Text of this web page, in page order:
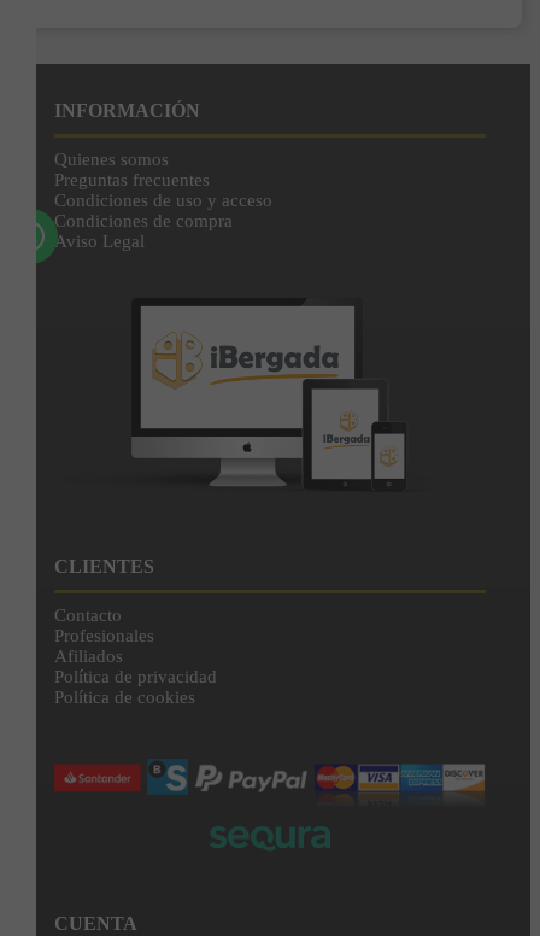
Política de Privacidad para más información.
INFORMACIÓN
Quienes somos
Preguntas frecuentes
Condiciones de uso y acceso
Condiciones de compra
Aviso Legal
CLIENTES
Contacto
Profesionales
Afiliados
Política de privacidad
Política de cookies
CUENTA